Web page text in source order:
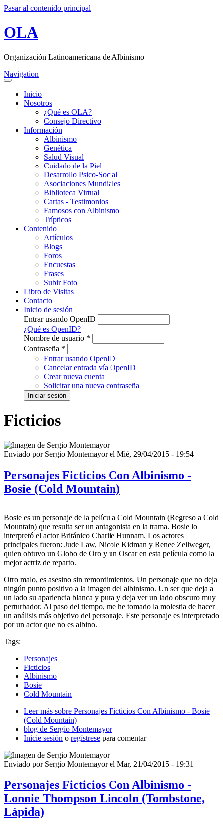
Pasar al contenido principal
OLA
Organización Latinoamericana de Albinismo
Navigation
Inicio
Nosotros
¿Qué es OLA?
Consejo Directivo
Información
Albinismo
Genética
Salud Visual
Cuidado de la Piel
Desarrollo Psico-Social
Asociaciones Mundiales
Biblioteca Virtual
Cartas - Testimonios
Famosos con Albinismo
Trípticos
Contenido
Artículos
Blogs
Foros
Encuestas
Frases
Subir Foto
Libro de Visitas
Contacto
Inicio de sesión
Entrar usando OpenID
¿Qué es OpenID?
Nombre de usuario *
Contraseña *
Entrar usando OpenID
Cancelar entrada vía OpenID
Crear nueva cuenta
Solicitar una nueva contraseña
Ficticios
Enviado por Sergio Montemayorel Mié, 29/04/2015 - 19:54
Personajes Ficticios Con Albinismo -
Bosie (Cold Mountain)
Bosie es un personaje de la película Cold Mountain (Regreso a Cold
Mountain) que resulta ser un antagonista en la trama. Bosie lo
interpretó el actor Británico Charlie Hunnam. Los actores
principales fueron: Jude Law, Nicole Kidman y Renee Zellweger,
quien obtuvo un Globo de Oro y un Oscar en esta película como la
mejor actriz de reparto.
Otro malo, es asesino sin remordimientos. Un personaje que no deja
ningún punto positivo a la imagen del albinismo. Un ser que deja a
un lado su apariencia blanca y pura y deja ver un lado obscuro muy
perturbador. Al paso del tiempo, me he tomado la molestia de hacer
un análisis más objetivo del personaje. Este personaje es interpretado
por un actor que no es albino.
Tags:
Personajes
Ficticios
Albinismo
Bosie
Cold Mountain
Leer más sobre Personajes Ficticios Con Albinismo - Bosie
(Cold Mountain)
blog de Sergio Montemayor
Inicie sesión o regístrese para comentar
Enviado por Sergio Montemayorel Mar, 21/04/2015 - 19:31
Personajes Ficticios Con Albinismo -
Lonnie Thompson Lincoln (Tombstone,
Lápida)